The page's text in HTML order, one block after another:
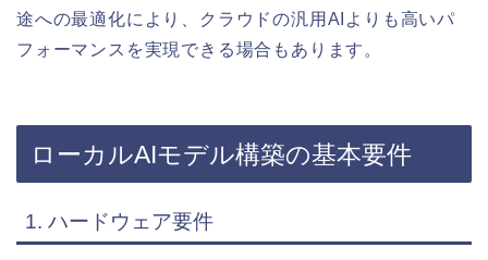
途への最適化により、クラウドの汎用AIよりも高いパ
フォーマンスを実現できる場合もあります。
ローカルAIモデル構築の基本要件
1. ハードウェア要件